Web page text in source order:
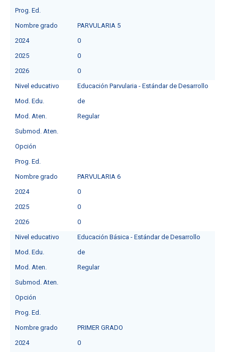
Prog. Ed.
Nombre grado
PARVULARIA 5
2024
0
2025
0
2026
0
Nivel educativo
Educación Parvularia - Estándar de Desarrollo
Mod. Edu.
de
Mod. Aten.
Regular
Submod. Aten.
Opción
Prog. Ed.
Nombre grado
PARVULARIA 6
2024
0
2025
0
2026
0
Nivel educativo
Educación Básica - Estándar de Desarrollo
Mod. Edu.
de
Mod. Aten.
Regular
Submod. Aten.
Opción
Prog. Ed.
Nombre grado
PRIMER GRADO
2024
0